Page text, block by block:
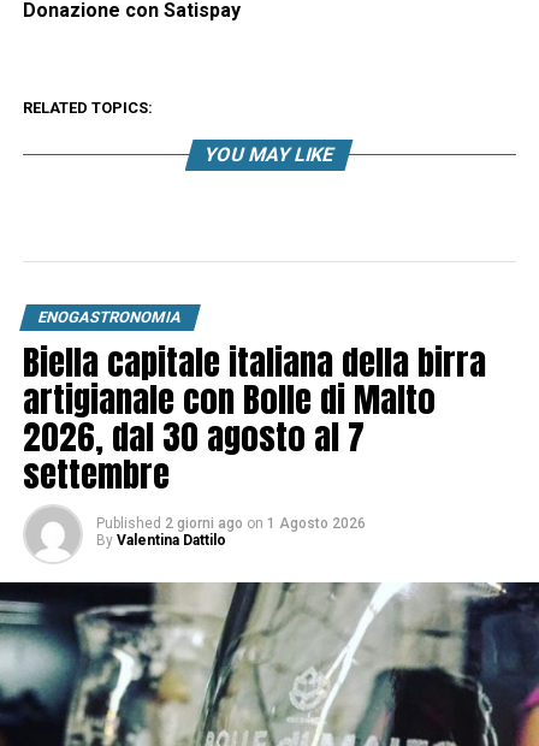
Donazione con Satispay
RELATED TOPICS:
YOU MAY LIKE
ENOGASTRONOMIA
Biella capitale italiana della birra
artigianale con Bolle di Malto
2026, dal 30 agosto al 7
settembre
Published 2 giorni ago on 1 Agosto 2026
By Valentina Dattilo